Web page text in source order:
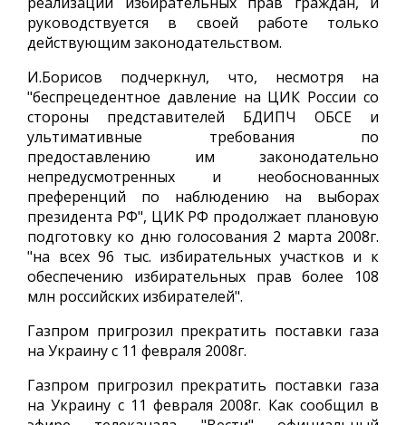
руководствуется в своей работе только
действующим законодательством.
И.Борисов подчеркнул, что, несмотря на
"беспрецедентное давление на ЦИК России со
стороны представителей БДИПЧ ОБСЕ и
ультимативные требования по
предоставлению им законодательно
непредусмотренных и необоснованных
преференций по наблюдению на выборах
президента РФ", ЦИК РФ продолжает плановую
подготовку ко дню голосования 2 марта 2008г.
"на всех 96 тыс. избирательных участков и к
обеспечению избирательных прав более 108
млн российских избирателей".
Газпром пригрозил прекратить поставки газа
на Украину с 11 февраля 2008г.
Газпром пригрозил прекратить поставки газа
на Украину с 11 февраля 2008г. Как сообщил в